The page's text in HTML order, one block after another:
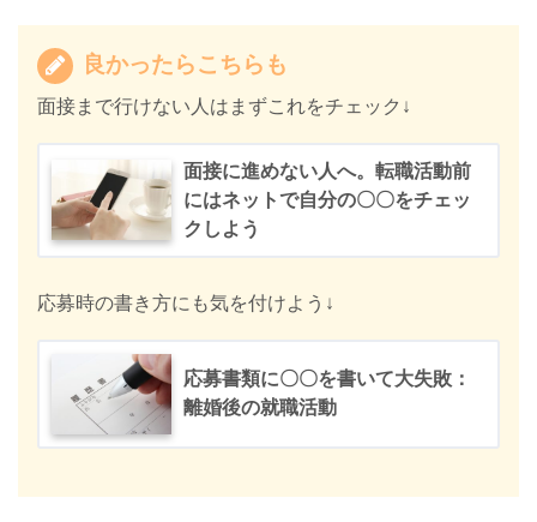
良かったらこちらも
面接まで行けない人はまずこれをチェック↓
面接に進めない人へ。転職活動前
にはネットで自分の〇〇をチェッ
クしよう
応募時の書き方にも気を付けよう↓
応募書類に〇〇を書いて大失敗：
離婚後の就職活動